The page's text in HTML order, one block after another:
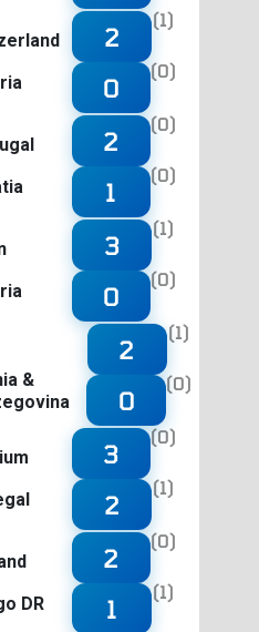
2
(1)
0
(0)
2
(0)
1
(0)
3
(1)
0
(0)
&
2
(1)
0
(0)
3
(0)
2
(1)
DR
2
(0)
1
(1)